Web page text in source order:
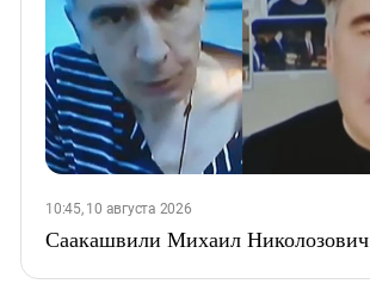
10:45, 10 августа 2026
Саакашвили Михаил Николозович